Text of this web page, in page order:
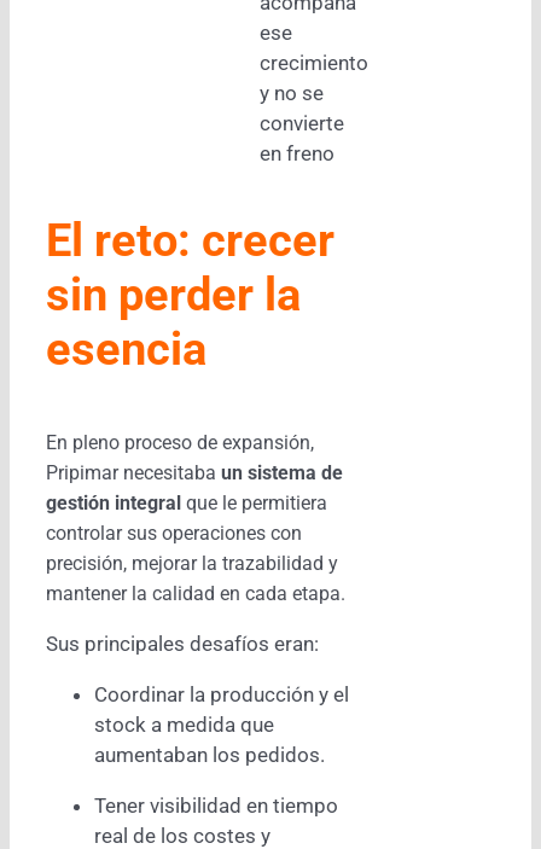
ese
crecimiento
y no se
convierte
en freno
El reto: crecer
sin perder la
esencia
En pleno proceso de expansión,
Pripimar necesitaba un sistema de
gestión integralque le permitiera
controlar sus operaciones con
precisión, mejorar la trazabilidad y
mantener la calidad en cada etapa.
Sus principales desafíos eran:
Coordinar la producción y el
stock a medida que
aumentaban los pedidos.
Tener visibilidad en tiempo
real de los costes y